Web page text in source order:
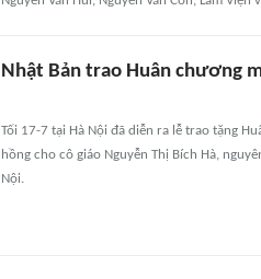
Nhật Bản trao Huân chương
Tối 17-7 tại Hà Nội đã diễn ra lễ trao tặng
hồng cho cô giáo Nguyễn Thị Bích Hà,
Nội.